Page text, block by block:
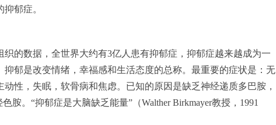
郁症。
织的数据，全世界大约有3亿人患有抑郁症，抑郁症越来越成为一
抑郁是改变情绪，幸福感和生活态度的总称。最重要的症状是：无
动性，失眠，软骨病和焦虑。已知的原因是缺乏神经递质多巴胺，
胺。“抑郁症是大脑缺乏能量”（Walther Birkmayer教授，1991